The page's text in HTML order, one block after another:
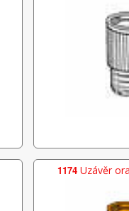
1174 Uzávěr